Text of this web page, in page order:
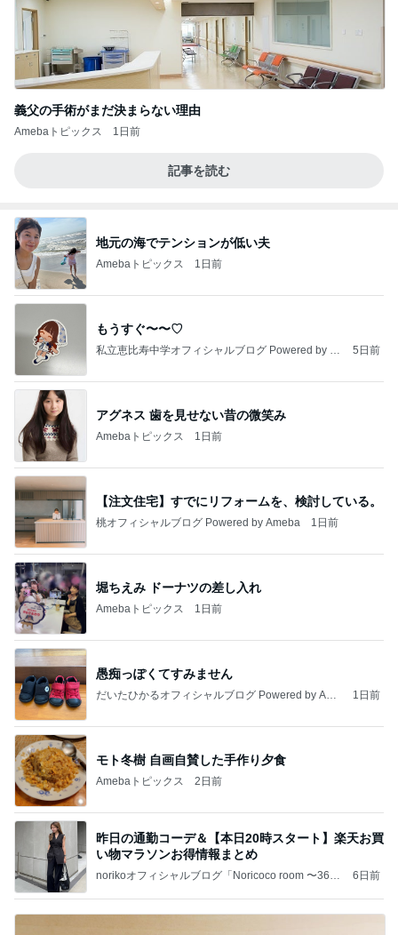
義父の手術がまだ決まらない理由
Amebaトピックス 1日前
記事を読む
地元の海でテンションが低い夫
Amebaトピックス 1日前
もうすぐ〜〜♡
私立恵比寿中学オフィシャルブログ Powered by A
5日前
アグネス 歯を見せない昔の微笑み
Amebaトピックス 1日前
【注文住宅】すでにリフォームを、検討している。
桃オフィシャルブログ Powered by Ameba 1日前
堀ちえみ ドーナツの差し入れ
Amebaトピックス 1日前
愚痴っぽくてすみません
だいたひかるオフィシャルブログ Powered by Ame
1日前
モト冬樹 自画自賛した手作り夕食
Amebaトピックス 2日前
昨日の通勤コーデ＆【本日20時スタート】楽天お買
い物マラソンお得情報まとめ
norikoオフィシャルブログ「Noricoco room 〜365
6日前